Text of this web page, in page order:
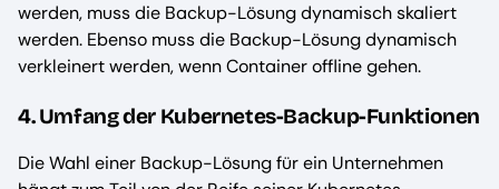
werden, muss die Backup-Lösung dynamisch skaliert
werden. Ebenso muss die Backup-Lösung dynamisch
verkleinert werden, wenn Container offline gehen.
4. Umfang der Kubernetes-Backup-Funktionen
Die Wahl einer Backup-Lösung für ein Unternehmen